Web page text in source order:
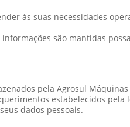
às suas necessidades
são mantidas
pela Agrosul Máquinas
estabelecidos pela
dados pessoais.